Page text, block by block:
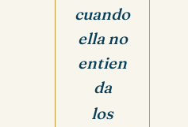
cuando
ella no
entien
da
los